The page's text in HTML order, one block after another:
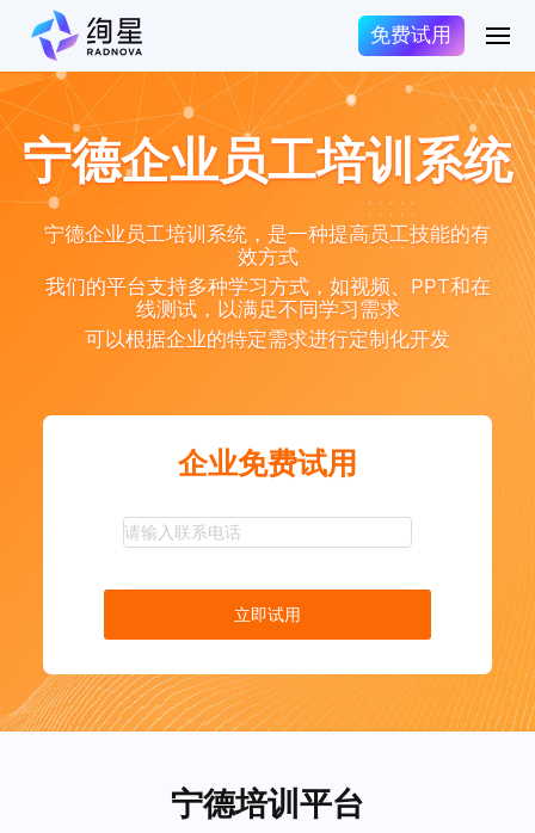
免费试用
宁德企业员工培训系统
宁德企业员工培训系统，是一种提高员工技能的有
效方式
我们的平台支持多种学习方式，如视频、PPT和在
线测试，以满足不同学习需求
可以根据企业的特定需求进行定制化开发
企业免费试用
立即试用
宁德培训平台